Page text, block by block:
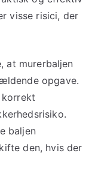
visse risici, der
at murerbaljen
opgave.
baljen
den, hvis der